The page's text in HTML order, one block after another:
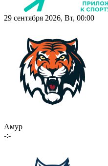
29 сентября 2026, Вт, 00:00
Амур
-:-